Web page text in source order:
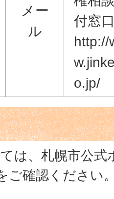
メー
ル
付窓
http://
o.jp/
は、札幌市公式
ご確認ください